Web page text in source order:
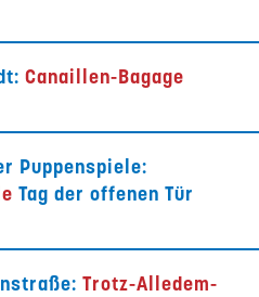
Canaillen-Bagage
Puppenspiele:
Tag der offenen Tür
Trotz-Alledem-